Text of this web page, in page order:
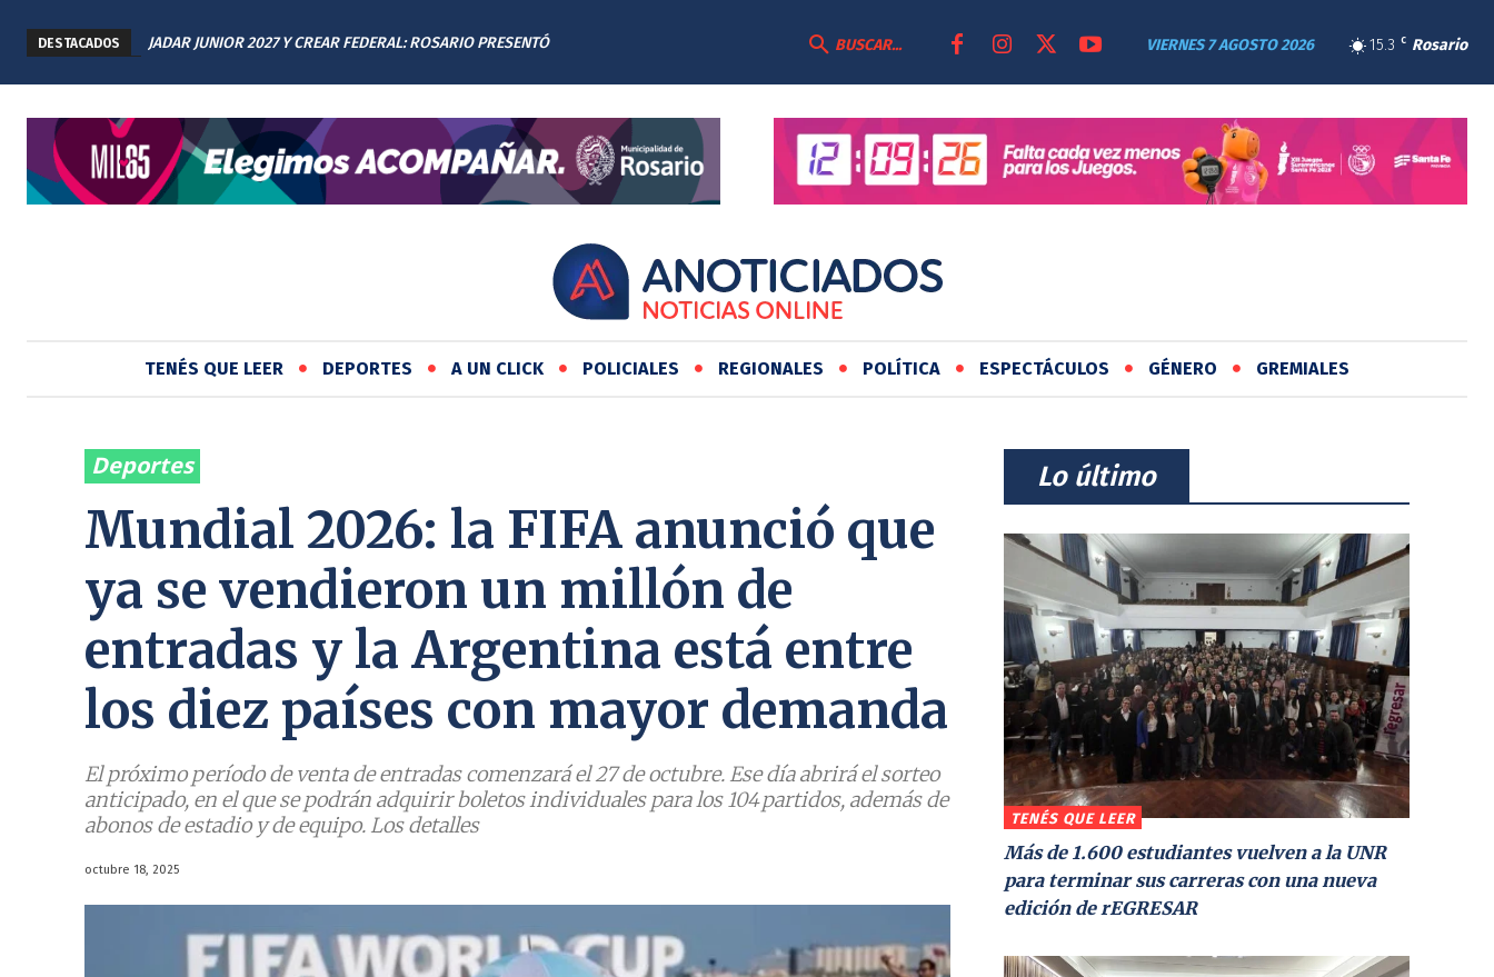
DESTACADOS
JADAR JUNIOR 2027 Y CREAR FEDERAL: ROSARIO PRESENTÓ
15.3 C Rosario
VIERNES 7 AGOSTO 2026
BUSCAR...
TENÉS QUE LEER DEPORTES A UN CLICK POLICIALES REGIONALES POLÍTICA ESPECTÁCULOS GÉNERO GREMIALES
Deportes
Mundial 2026: la FIFA anunció que
ya se vendieron un millón de
entradas y la Argentina está entre
los diez países con mayor demanda
El próximo período de venta de entradas comenzará el 27 de octubre. Ese día abrirá el sorteo
anticipado, en el que se podrán adquirir boletos individuales para los 104 partidos, además de
abonos de estadio y de equipo. Los detalles
octubre 18, 2025
⠀Lo último⠀
TENÉS QUE LEER
Más de 1.600 estudiantes vuelven a la UNR
para terminar sus carreras con una nueva
edición de rEGRESAR